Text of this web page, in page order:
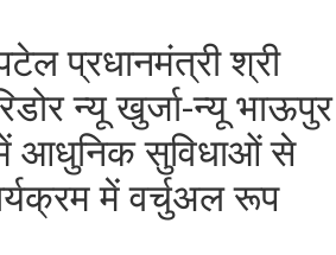
प्रधानमंत्री श्री
न्यू खुर्जा-न्यू भाऊपुर
में आधुनिक सुविधाओं से
में वर्चुअल रूप